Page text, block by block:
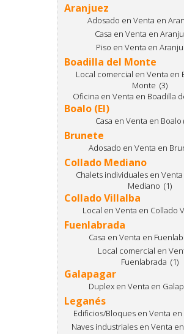
Aranjuez
Adosado en Venta en
Casa en Venta en
Piso en Venta en
Boadilla del Monte
Local comercial en Venta en
Monte (3)
Oficina en Venta en Boadilla
Boalo (El)
Casa en Venta en Boalo
Brunete
Adosado en Venta en
Collado Mediano
Chalets individuales en
Mediano (1)
Collado Villalba
Local en Venta en Collado
Fuenlabrada
Casa en Venta en
Local comercial en
Fuenlabrada (1)
Galapagar
Duplex en Venta en
Leganés
Edificios/Bloques en Venta en
Naves industriales en Venta